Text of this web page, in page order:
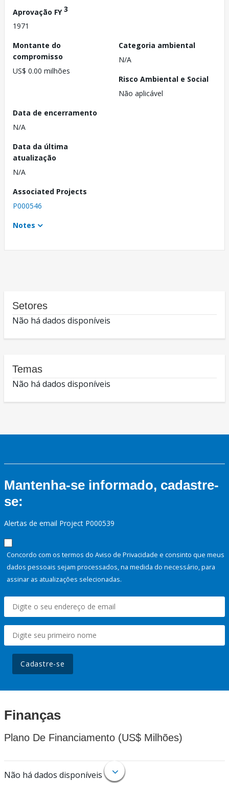
Aprovação FY3
1971
Montante do
compromisso
US$ 0.00 milhões
Categoria ambiental
N/A
Risco Ambiental e Social
Não aplicável
Data de encerramento
N/A
Data da última
atualização
N/A
Associated Projects
P000546
Notes
Setores
Não há dados disponíveis
Temas
Não há dados disponíveis
Mantenha-se informado, cadastre-
se:
Alertas de email Project P000539
Concordo com os termos do Aviso de Privacidade e consinto que meus
dados pessoais sejam processados, na medida do necessário, para
assinar as atualizações selecionadas.
Cadastre-se
Finanças
Plano De Financiamento (US$ Milhões)
Não há dados disponíveis